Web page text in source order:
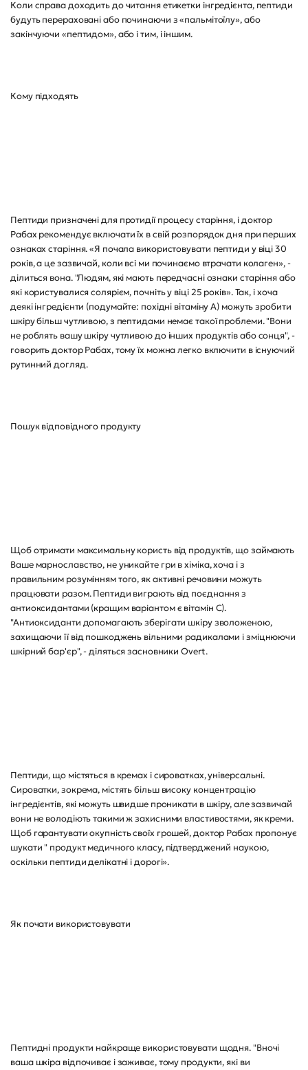
Коли справа доходить до читання етикетки інгредієнта, пептиди
будуть перераховані або починаючи з «пальмітоїлу», або
закінчуючи «пептидом», або і тим, і іншим.
Кому підходять
Пептиди призначені для протидії процесу старіння, і доктор
Рабах рекомендує включати їх в свій розпорядок дня при перших
ознаках старіння. «Я почала використовувати пептиди у віці 30
років, а це зазвичай, коли всі ми починаємо втрачати колаген», -
ділиться вона. "Людям, які мають передчасні ознаки старіння або
які користувалися солярієм, почніть у віці 25 років». Так, і хоча
деякі інгредієнти (подумайте: похідні вітаміну А) можуть зробити
шкіру більш чутливою, з пептидами немає такої проблеми. "Вони
не роблять вашу шкіру чутливою до інших продуктів або сонця", -
говорить доктор Рабах, тому їх можна легко включити в існуючий
рутинний догляд.
Пошук відповідного продукту
Щоб отримати максимальну користь від продуктів, що займають
Ваше марнославство, не уникайте гри в хіміка, хоча і з
правильним розумінням того, як активні речовини можуть
працювати разом. Пептиди виграють від поєднання з
антиоксидантами (кращим варіантом є вітамін С).
"Антиоксиданти допомагають зберігати шкіру зволоженою,
захищаючи її від пошкоджень вільними радикалами і зміцнюючи
шкірний бар'єр", - діляться засновники Overt.
Пептиди, що містяться в кремах і сироватках, універсальні.
Сироватки, зокрема, містять більш високу концентрацію
інгредієнтів, які можуть швидше проникати в шкіру, але зазвичай
вони не володіють такими ж захисними властивостями, як креми.
Щоб гарантувати окупність своїх грошей, доктор Рабах пропонує
шукати " продукт медичного класу, підтверджений наукою,
оскільки пептиди делікатні і дорогі».
Як почати використовувати
Пептидні продукти найкраще використовувати щодня. "Вночі
ваша шкіра відпочиває і заживає, тому продукти, які ви